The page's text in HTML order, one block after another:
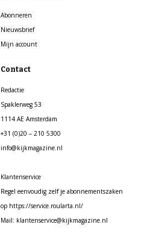
Abonneren
Nieuwsbrief
Mijn account
Contact
Redactie
Spaklerweg 53
1114 AE Amsterdam
+31 (0)20 – 210 5300
info@kijkmagazine.nl
Klantenservice
Regel eenvoudig zelf je abonnementszaken
op https://service.roularta.nl/
Mail: klantenservice@kijkmagazine.nl